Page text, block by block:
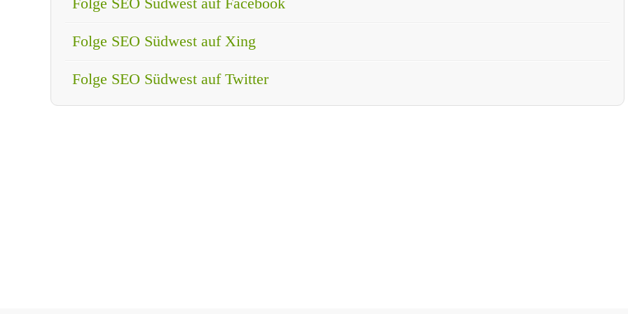
Folge SEO Südwest auf Xing
Folge SEO Südwest auf Twitter